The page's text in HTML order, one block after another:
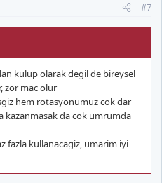
#7
kulup olarak degil de bireysel
zor mac olur
hem rotasyonumuz cok dar
kazanmasak da cok umrumda
fazla kullanacagiz, umarim iyi